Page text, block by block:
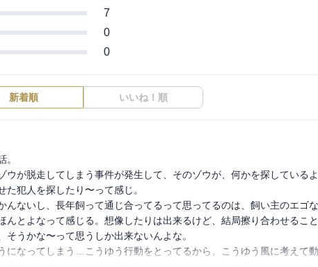
7
0
0
新着順 いいね！順
ウが脱走してしまう事件が発生して、そのゾウが、何かを探している
犯人を探したり〜って感じ。
んないし、長年飼って通じ合ってるって思ってるのは、飼い主のエゴ
んとよなって感じる。想像したりは出来るけど、結局擦り合わせるこ
うかな〜って思うしか出来ないんよな。
になってしまう…こうゆう行動をとってるから、こうゆう風に考えて